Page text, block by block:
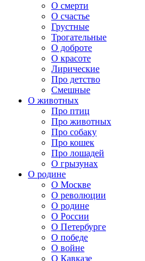
О смерти
О счастье
Грустные
Трогательные
О доброте
О красоте
Лирические
Про детство
Смешные
О животных
Про птиц
Про животных
Про собаку
Про кошек
Про лошадей
О грызунах
О родине
О Москве
О революции
О родине
О России
О Петербурге
О победе
О войне
О Кавказе